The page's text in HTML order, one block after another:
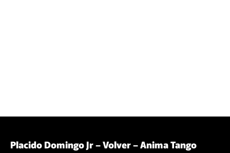
Placido Domingo Jr – Volver – Anima Tango